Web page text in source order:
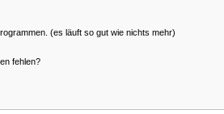
(es läuft so gut wie nichts mehr)
fehlen?